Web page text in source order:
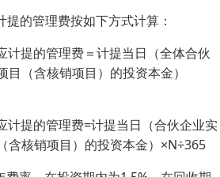
的管理费按如下方式计算：
计提的管理费＝计提当日（全体合伙
目（含核销项目）的投资本金）
计提的管理费=计提当日（合伙企业实
含核销项目）的投资本金）×N÷365